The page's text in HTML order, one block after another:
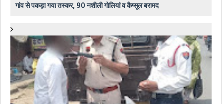
गांव से पकड़ा गया तस्कर, 90 नशीली गोलियां व कैप्सूल बरामद